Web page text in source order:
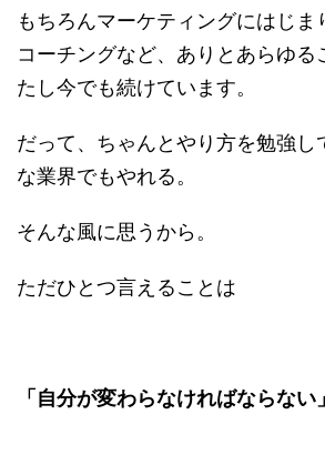
もちろんマーケティングにはじま
コーチングなど、ありとあらゆる
たし今でも続けています。
だって、ちゃんとやり方を勉強し
な業界でもやれる。
そんな風に思うから。
ただひとつ言えることは
「自分が変わらなければならない」